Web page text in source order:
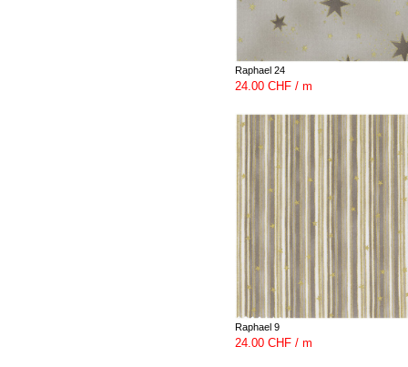
Raphael 24
24.00 CHF / m
Raphael 9
24.00 CHF / m